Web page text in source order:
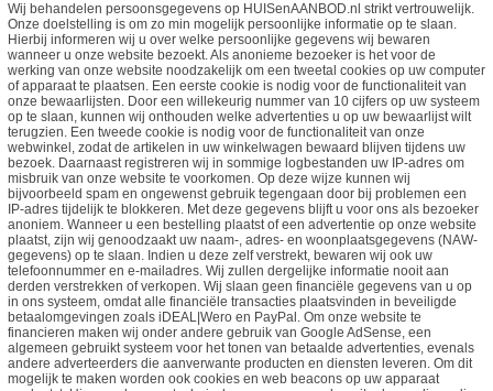
Wij behandelen persoonsgegevens op HUISenAANBOD.nl strikt vertrouwelijk.
Onze doelstelling is om zo min mogelijk persoonlijke informatie op te slaan.
Hierbij informeren wij u over welke persoonlijke gegevens wij bewaren
wanneer u onze website bezoekt. Als anonieme bezoeker is het voor de
werking van onze website noodzakelijk om een tweetal cookies op uw computer
of apparaat te plaatsen. Een eerste cookie is nodig voor de functionaliteit van
onze bewaarlijsten. Door een willekeurig nummer van 10 cijfers op uw systeem
op te slaan, kunnen wij onthouden welke advertenties u op uw bewaarlijst wilt
terugzien. Een tweede cookie is nodig voor de functionaliteit van onze
webwinkel, zodat de artikelen in uw winkelwagen bewaard blijven tijdens uw
bezoek. Daarnaast registreren wij in sommige logbestanden uw IP-adres om
misbruik van onze website te voorkomen. Op deze wijze kunnen wij
bijvoorbeeld spam en ongewenst gebruik tegengaan door bij problemen een
IP-adres tijdelijk te blokkeren. Met deze gegevens blijft u voor ons als bezoeker
anoniem. Wanneer u een bestelling plaatst of een advertentie op onze website
plaatst, zijn wij genoodzaakt uw naam-, adres- en woonplaatsgegevens (NAW-
gegevens) op te slaan. Indien u deze zelf verstrekt, bewaren wij ook uw
telefoonnummer en e-mailadres. Wij zullen dergelijke informatie nooit aan
derden verstrekken of verkopen. Wij slaan geen financiële gegevens van u op
in ons systeem, omdat alle financiële transacties plaatsvinden in beveiligde
betaalomgevingen zoals iDEAL|Wero en PayPal. Om onze website te
financieren maken wij onder andere gebruik van Google AdSense, een
algemeen gebruikt systeem voor het tonen van betaalde advertenties, evenals
andere adverteerders die aanverwante producten en diensten leveren. Om dit
mogelijk te maken worden ook cookies en web beacons op uw apparaat